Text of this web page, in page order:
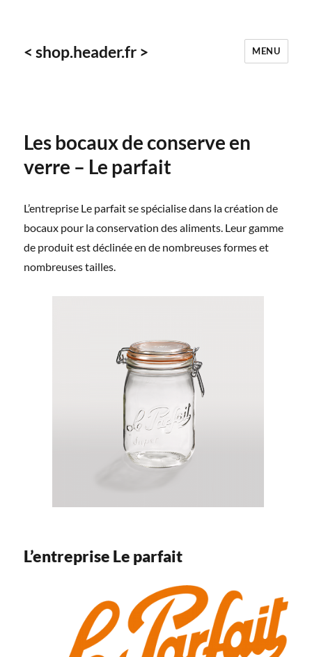
< shop.header.fr > MENU
Les bocaux de conserve en
verre – Le parfait
L’entreprise Le parfait se spécialise dans la création de
bocaux pour la conservation des aliments. Leur gamme
de produit est déclinée en de nombreuses formes et
nombreuses tailles.
L’entreprise Le parfait